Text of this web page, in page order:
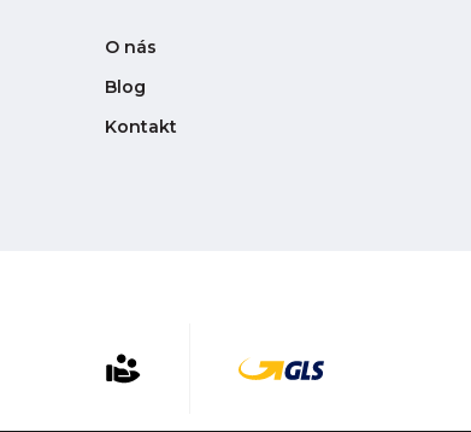
O nás
Blog
Kontakt